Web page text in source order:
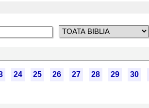
24 25 26 27 28 29 30